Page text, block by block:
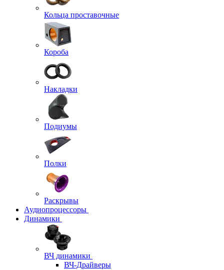
Кольца проставочные
Короба
Накладки
Подиумы
Полки
Раскрывы
Аудиопроцессоры
Динамики
ВЧ динамики
ВЧ-Драйверы